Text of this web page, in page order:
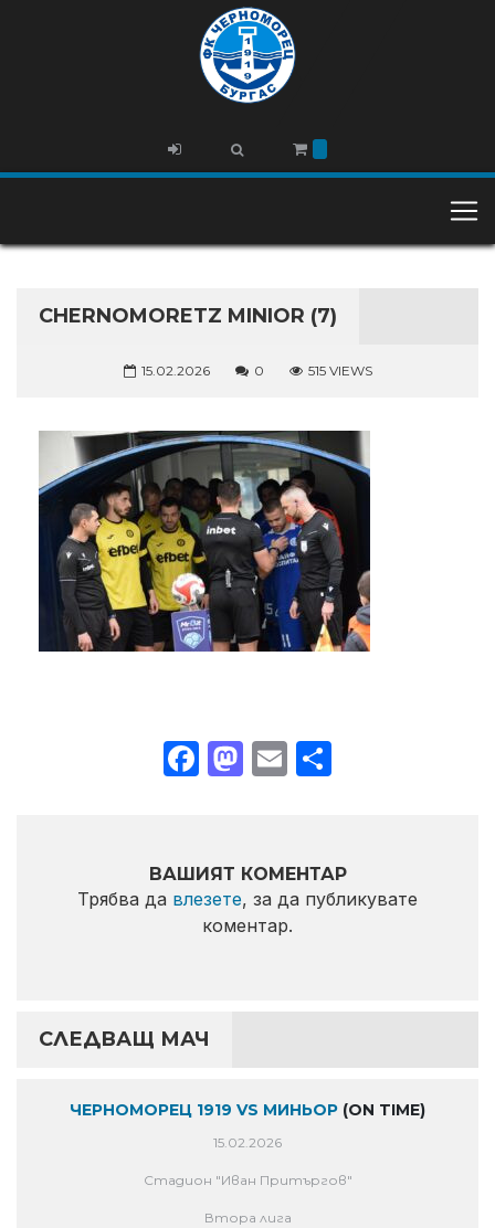
CHERNOMORETZ MINIOR (7)
15.02.2026 0 515 VIEWS
Facebook
Mastodon
Email
ВАШИЯТ КОМЕНТАР
Трябва да влезете, за да публикувате
коментар.
СЛЕДВАЩ МАЧ
ЧЕРНОМОРЕЦ 1919 VS МИНЬОР (ON TIME)
15.02.2026
Стадион "Иван Притъргов"
Втора лига